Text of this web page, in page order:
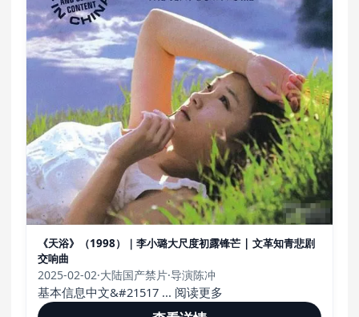
《天浴》（1998）｜李小璐大尺度初露锋芒 | 文革知青悲剧
交响曲
2025-02-02·大陆国产禁片·导演陈冲
基本信息中文&#21517 ... 阅读更多